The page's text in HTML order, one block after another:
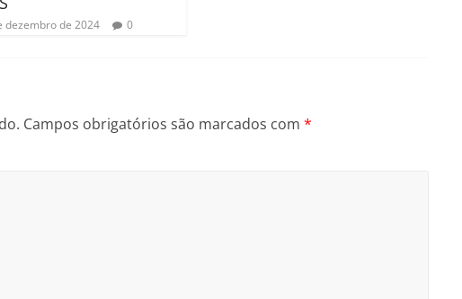
dezembro de 2024 0
Campos obrigatórios são marcados com *